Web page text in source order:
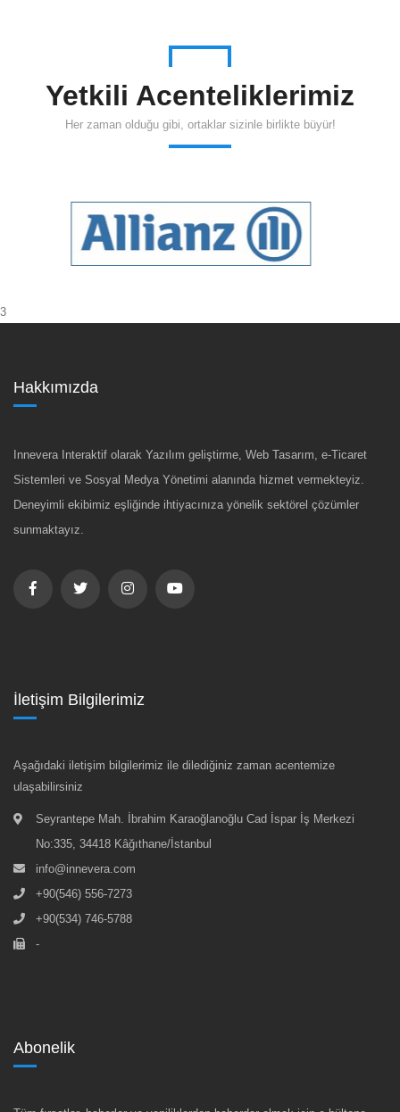
Yetkili Acenteliklerimiz
Her zaman olduğu gibi, ortaklar sizinle birlikte büyür!
3
Hakkımızda
Innevera Interaktif olarak Yazılım geliştirme, Web Tasarım, e-Ticaret
Sistemleri ve Sosyal Medya Yönetimi alanında hizmet vermekteyiz.
Deneyimli ekibimiz eşliğinde ihtiyacınıza yönelik sektörel çözümler
sunmaktayız.
İletişim Bilgilerimiz
Aşağıdaki iletişim bilgilerimiz ile dilediğiniz zaman acentemize
ulaşabilirsiniz
Seyrantepe Mah. İbrahim Karaoğlanoğlu Cad İspar İş Merkezi
No:335, 34418 Kâğıthane/İstanbul
info@innevera.com
+90(546) 556-7273
+90(534) 746-5788
-
Abonelik